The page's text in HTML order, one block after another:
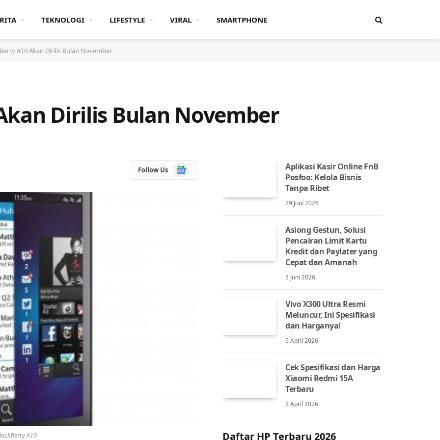
TEKNOLOGI LIFESTYLE VIRAL SMARTPHONE
A10 Akan Dirilis Bulan November
Dirilis Bulan November
Follow Us
Google
News
A10
Aplikasi Kasir Online FnB
Posfoo: Kelola Bisnis
Tanpa Ribet
29 Juni 2026
Asiong Gestun, Solusi
Pencairan Limit Kartu
Kredit dan Paylater yang
Cepat dan Amanah
3 Juni 2026
Vivo X300 Ultra Resmi
Meluncur, Ini Spesifikasi
dan Harganya!
5 April 2026
Cek Spesifikasi dan Harga
Xiaomi Redmi 15A
Terbaru
2 April 2026
Daftar HP Terbaru 2026